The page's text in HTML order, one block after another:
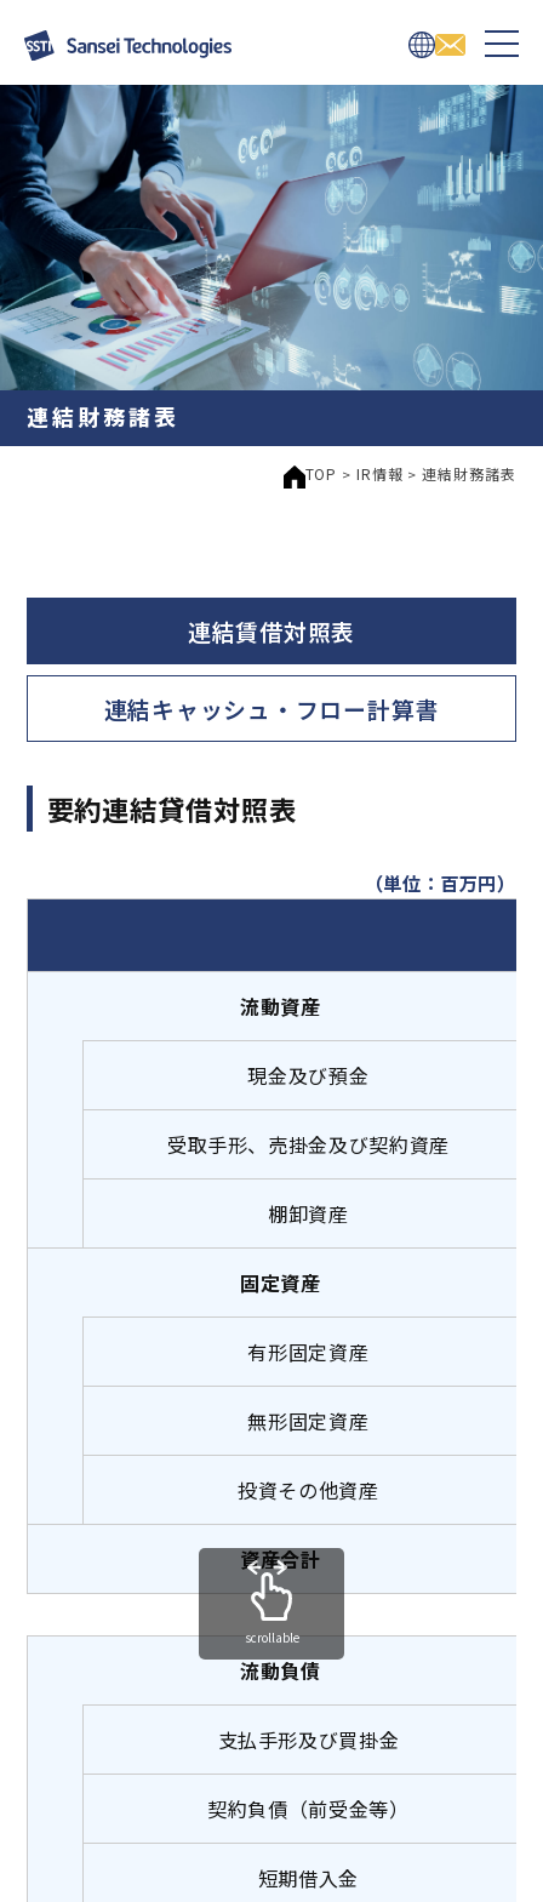
連結財務諸表
TOP > IR情報 >連結財務諸表
連結賃借対照表
連結キャッシュ・フロー計算書
要約連結貸借対照表
（単位：百万円）
流動資産
現金及び預金
受取手形、売掛金及び契約資産
棚卸資産
固定資産
有形固定資産
無形固定資産
投資その他資産
資産合計
流動負債
支払手形及び買掛金
契約負債（前受金等）
短期借入金
scrollable